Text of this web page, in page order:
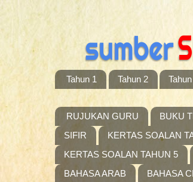
Tahun 1 Tahun 2
RUJUKAN GURU BUKU
SIFIR
KERTAS SOALAN
KERTAS SOALAN TAHUN 5
BAHASA ARAB
BAHASA